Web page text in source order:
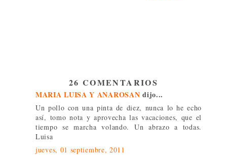
26 COMENTARIOS
MARIA LUISA Y ANAROSAN dijo...
Un pollo con una pinta de diez, nunca lo he echo
así, tomo nota y aprovecha las vacaciones, que el
tiempo se marcha volando. Un abrazo a todas.
Luisa
jueves, 01 septiembre, 2011